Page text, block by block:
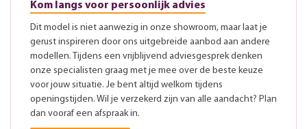
Kom langs voor persoonlijk advies
Dit model is niet aanwezig in onze showroom, maar laat je
gerust inspireren door ons uitgebreide aanbod aan andere
modellen. Tijdens een vrijblijvend adviesgesprek denken
onze specialisten graag met je mee over de beste keuze
voor jouw situatie. Je bent altijd welkom tijdens
openingstijden. Wil je verzekerd zijn van alle aandacht? Plan
dan vooraf een afspraak in.